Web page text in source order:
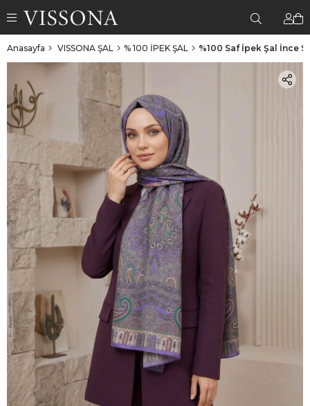
Anasayfa VISSONA ŞAL % 100 İPEK ŞAL